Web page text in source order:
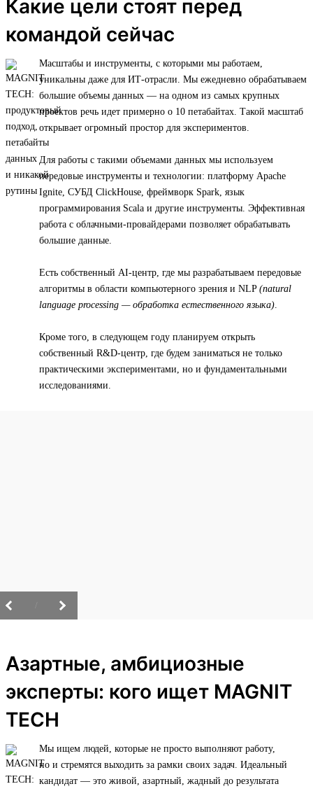
Какие цели стоят перед
командой сейчас
Масштабы и инструменты, с которыми мы работаем,
уникальны даже для ИТ-отрасли. Мы ежедневно обрабатываем
большие объемы данных — на одном из самых крупных
проектов речь идет примерно о 10 петабайтах. Такой масштаб
открывает огромный простор для экспериментов.
Для работы с такими объемами данных мы используем
передовые инструменты и технологии: платформу Apache
Ignite, СУБД ClickHouse, фреймворк Spark, язык
программирования Scala и другие инструменты. Эффективная
работа с облачными-провайдерами позволяет обрабатывать
большие данные.
Есть собственный AI-центр, где мы разрабатываем передовые
алгоритмы в области компьютерного зрения и NLP (natural
language processing — обработка естественного языка).
Кроме того, в следующем году планируем открыть
собственный R&D-центр, где будем заниматься не только
практическими экспериментами, но и фундаментальными
исследованиями.
Азартные, амбициозные
эксперты: кого ищет MAGNIT
TECH
Мы ищем людей, которые не просто выполняют работу,
но и стремятся выходить за рамки своих задач. Идеальный
кандидат — это живой, азартный, жадный до результата